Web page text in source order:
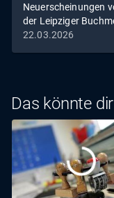
Neuerscheinungen
der Leipziger
22.03.2026
Das könnte